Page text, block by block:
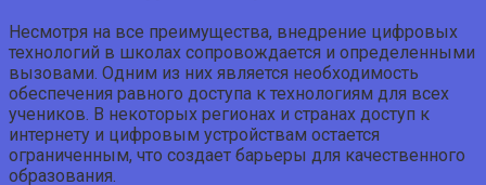
Несмотря на все преимущества, внедрение цифровых
технологий в школах сопровождается и определенными
вызовами. Одним из них является необходимость
обеспечения равного доступа к технологиям для всех
учеников. В некоторых регионах и странах доступ к
интернету и цифровым устройствам остается
ограниченным, что создает барьеры для качественного
образования.